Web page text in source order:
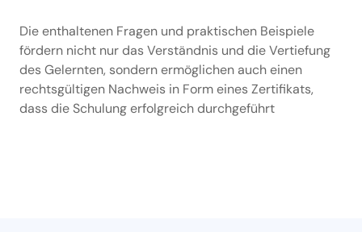
Die enthaltenen Fragen und praktischen Beispiele
fördern nicht nur das Verständnis und die Vertiefung
des Gelernten, sondern ermöglichen auch einen
rechtsgültigen Nachweis in Form eines Zertifikats,
dass die Schulung erfolgreich durchgeführt